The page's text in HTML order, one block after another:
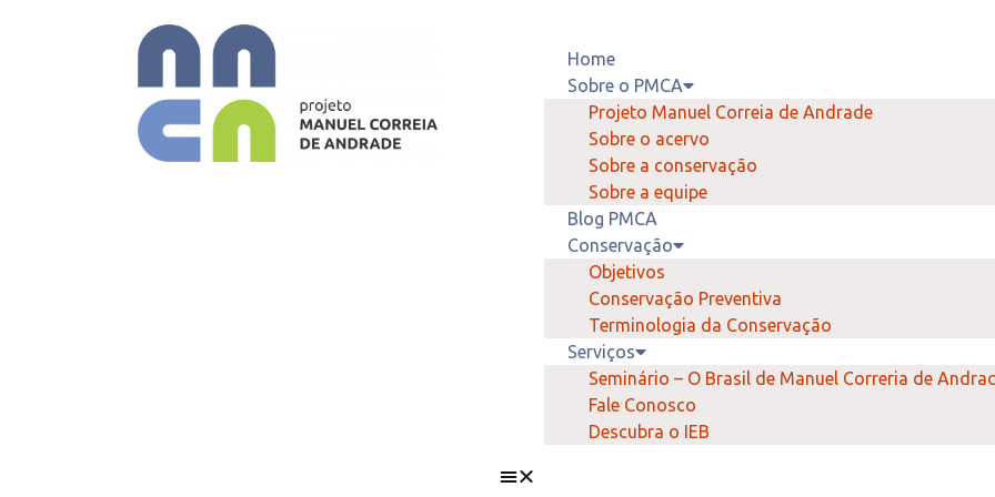
Home
Sobre o PMCA
Projeto Manuel Correia de Andrade
Sobre o acervo
Sobre a conservação
Sobre a equipe
Blog PMCA
Conservação
Objetivos
Conservação Preventiva
Terminologia da Conservação
Serviços
Seminário – O Brasil de Manuel Correria de
Fale Conosco
Descubra o IEB